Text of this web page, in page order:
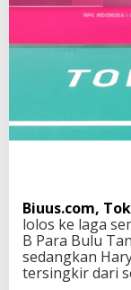
Biuus.com,
lolos ke laga
B Para Bulu
sedangkan
tersingkir dari